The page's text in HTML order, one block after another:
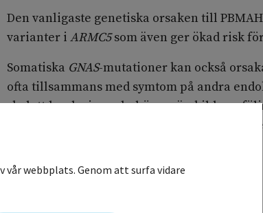
Den vanligaste genetiska orsaken till
varianter iARMC5som även ger ökad risk
Somatiska GNAS-mutationer kan också
ofta tillsammans med symtom på andra
skelettdysplasi som behöver särskild
. Samtliga ovan gener
vår webbplats. Genom att surfa vidare